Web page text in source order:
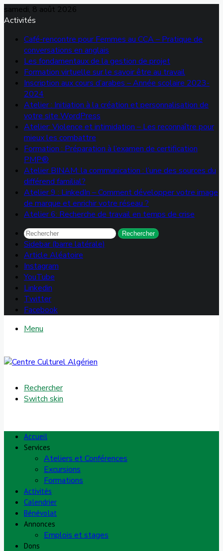
samedi, 8 août 2026
Activités
Café-rencontre pour Femmes au CCA – Pratique de
conversations en anglais
Les fondamentaux de la gestion de projet
Formation virtuelle sur le savoir être au travail
Inscription aux cours d’arabes – Année scolaire 2023-
2024
Atelier : Initiation à la création et personnalisation de
votre site WordPress
Atelier: Violence et intimidation – Les reconnaître pour
mieux les combattre
Formation : Préparation à l’examen de certification
PMP®
Atelier BINAM: la communication : l’une des sources du
différend familial?
Atelier 9 : LinkedIn – Comment développer votre image
de marque et enrichir votre réseau ?
Atelier 6: Recherche de travail en temps de crise
Rechercher
Sidebar (barre latérale)
Article Aléatoire
Instagram
YouTube
Linkedin
Twitter
Facebook
Menu
Rechercher
Switch skin
Accueil
Services
Ateliers et Conférences
Excursions
Formations
Activités
Calendrier
Bénévolat
Annonces
Emplois et stages
Dons